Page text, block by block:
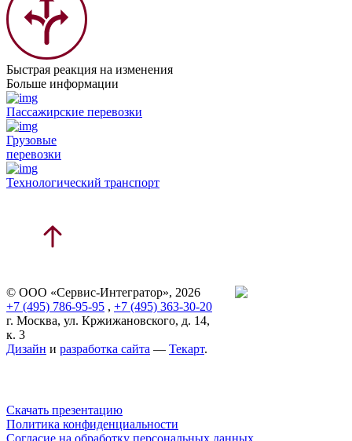
Быстрая реакция на изменения
Больше информации
Пассажирские перевозки
Грузовые
перевозки
Технологический транспорт
© ООО «Сервис-Интегратор», 2026
+7 (495) 786-95-95 , +7 (495) 363-30-20
г. Москва, ул. Кржижановского, д. 14,
к. 3
Дизайн и разработка сайта — Текарт.
Скачать презентацию
Политика конфиденциальности
Согласие на обработку персональных данных